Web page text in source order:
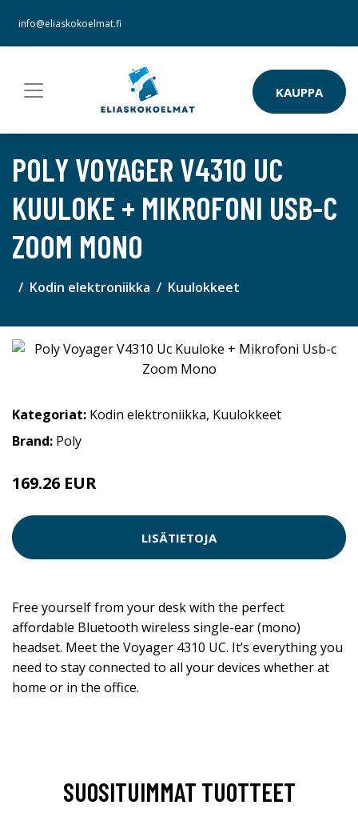
info@eliaskokoelmat.fi
KAUPPA
POLY VOYAGER V4310 UC
KUULOKE + MIKROFONI USB-C
ZOOM MONO
Kodin elektroniikka Kuulokkeet
Kategoriat: Kodin elektroniikka, Kuulokkeet
Brand: Poly
169.26 EUR
LISÄTIETOJA
Free yourself from your desk with the perfect
affordable Bluetooth wireless single-ear (mono)
headset. Meet the Voyager 4310 UC. It’s everything you
need to stay connected to all your devices whether at
home or in the office.
SUOSITUIMMAT TUOTTEET